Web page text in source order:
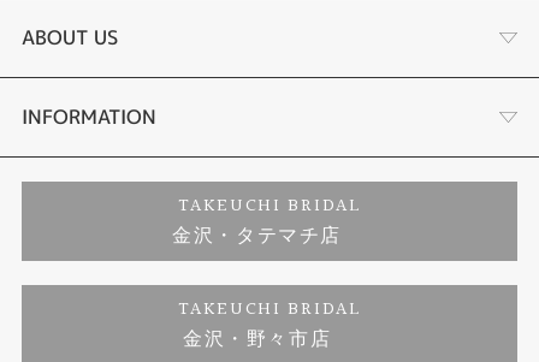
結婚指輪
セットリング
婚約ネックレス
ダイヤモンド
ジュエリーリフォーム
選ばれる理由まとめ
お客様の声
プロポーズサポート
ブランドリスト
福井指輪工房｜手作りペアリング
ABOUT US
会社概要
お客様の声
INFORMATION
プライバシーポリシー
TAKEUCHI BRIDAL
金沢・タテマチ店
TAKEUCHI BRIDAL
金沢・野々市店